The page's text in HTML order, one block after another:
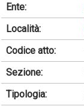
Ente:
Località:
Codice atto:
Sezione:
Tipologia: